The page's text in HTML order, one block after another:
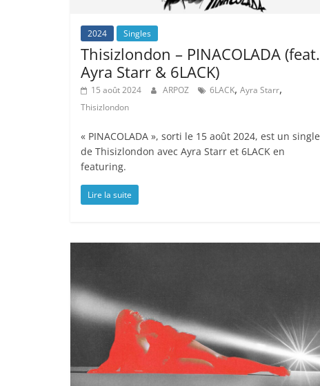
2024 Singles
Thisizlondon – PINACOLADA (feat.
Ayra Starr & 6LACK)
15 août 2024 ARPOZ 6LACK, Ayra Starr,
Thisizlondon
« PINACOLADA », sorti le 15 août 2024, est un single
de Thisizlondon avec Ayra Starr et 6LACK en
featuring.
Lire la suite